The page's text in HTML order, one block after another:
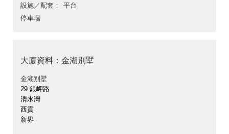
設施／配套
平台
停車場
大廈資料：金湖別墅
金湖別墅
29 銀岬路
清水灣
西貢
新界